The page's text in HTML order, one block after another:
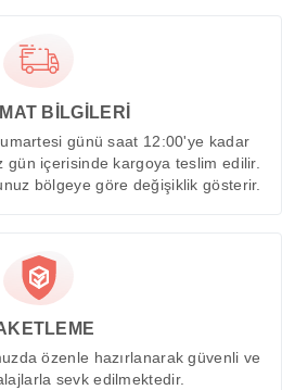
BİLGİLERİ
günü saat 12:00'ye kadar
içerisinde kargoya teslim edilir.
bölgeye göre değişiklik gösterir.
özenle hazırlanarak güvenli ve
sevk edilmektedir.